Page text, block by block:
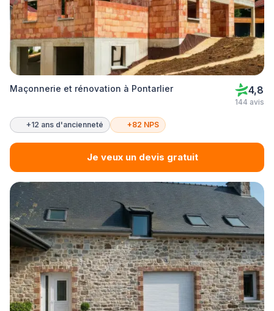
Maçonnerie et rénovation à Pontarlier 4,8
144 avis
+12 ans d'ancienneté +82 NPS
Je veux un devis gratuit